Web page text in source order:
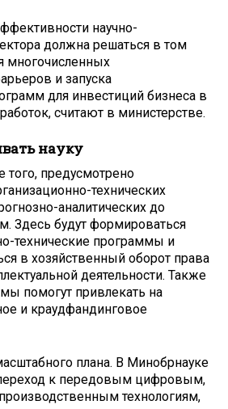
научно-
должна решаться в том
многочисленных
и запуска
для инвестиций бизнеса в
считают в министерстве.
науку
предусмотрено
технических
аналитических до
Здесь будут формироваться
технические программы и
в хозяйственный оборот права
деятельности. Также
помогут привлекать на
и краудфандинговое
плана. В Минобрнауке
к передовым цифровым,
технологиям,